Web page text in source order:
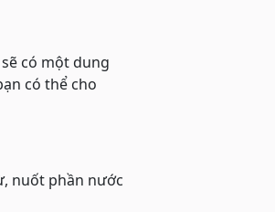
có một dung
có thể cho
nuốt phần nước